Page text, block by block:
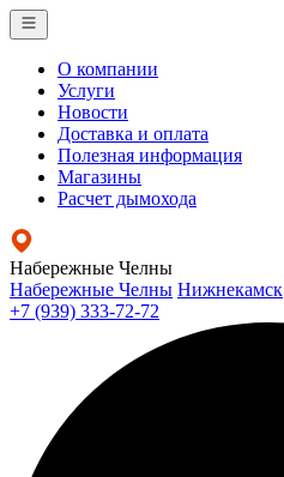
О компании
Услуги
Новости
Доставка и оплата
Полезная информация
Магазины
Расчет дымохода
Набережные Челны
Набережные Челны Нижнекамск
+7 (939) 333-72-72